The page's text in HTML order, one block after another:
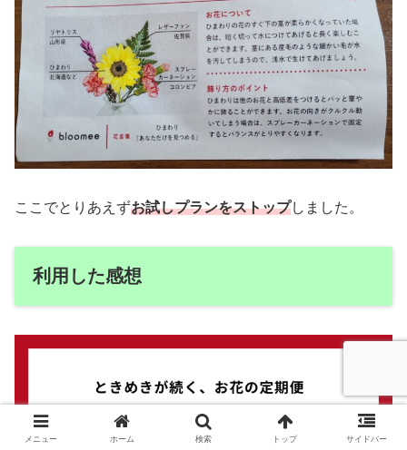
ここでとりあえずお試しプランをストップしました。
利用した感想
メニュー ホーム 検索 トップ サイドバー